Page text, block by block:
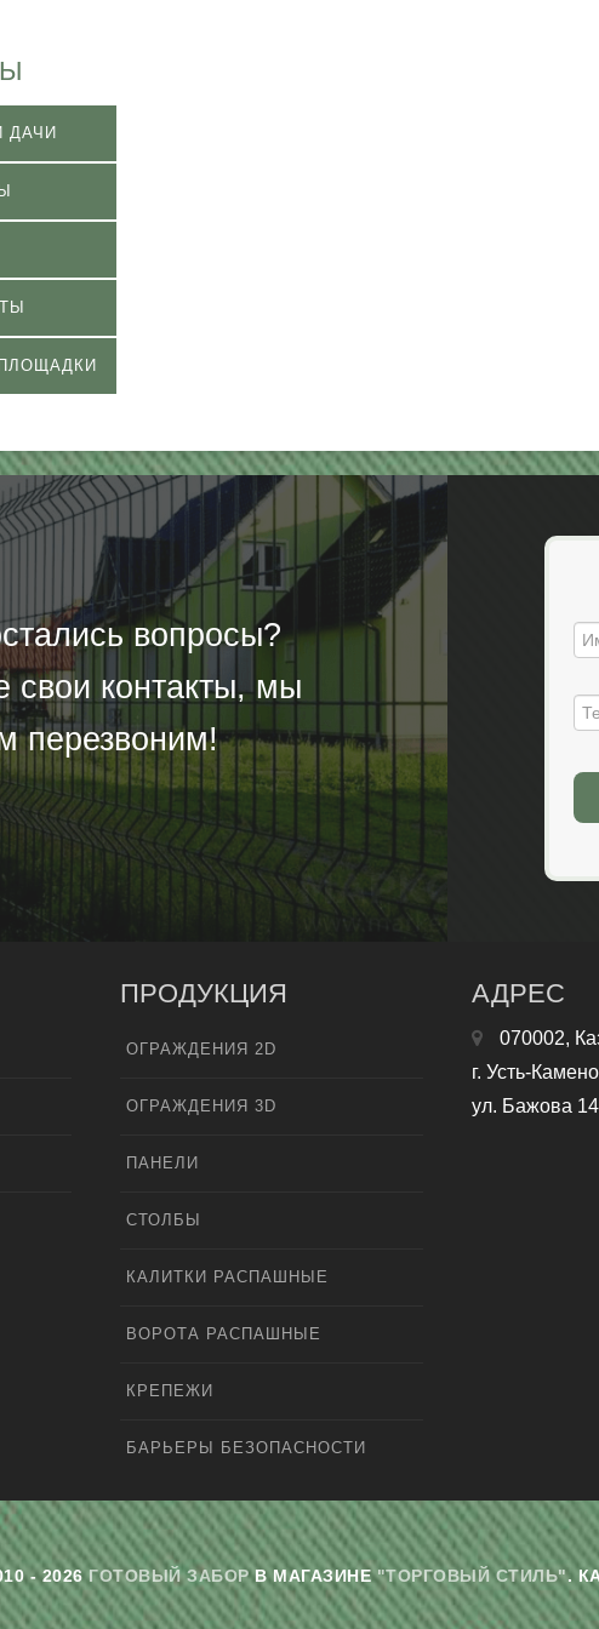
ДАЧИ
вопросы?
свои контакты, мы
перезвоним!
ПРОДУКЦИЯ
ОГРАЖДЕНИЯ 2D
ОГРАЖДЕНИЯ 3D
ПАНЕЛИ
СТОЛБЫ
КАЛИТКИ РАСПАШНЫЕ
ВОРОТА РАСПАШНЫЕ
КРЕПЕЖИ
БАРЬЕРЫ БЕЗОПАСНОСТИ
АДРЕС
070002,
г. Усть-
ул. Бажова 14
- 2026ГОТОВЫЙ ЗАБОРВ МАГАЗИНЕ"ТОРГОВЫЙ СТИЛЬ".